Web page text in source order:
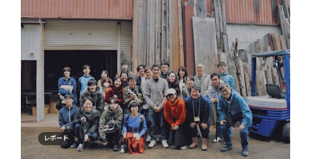
レポート